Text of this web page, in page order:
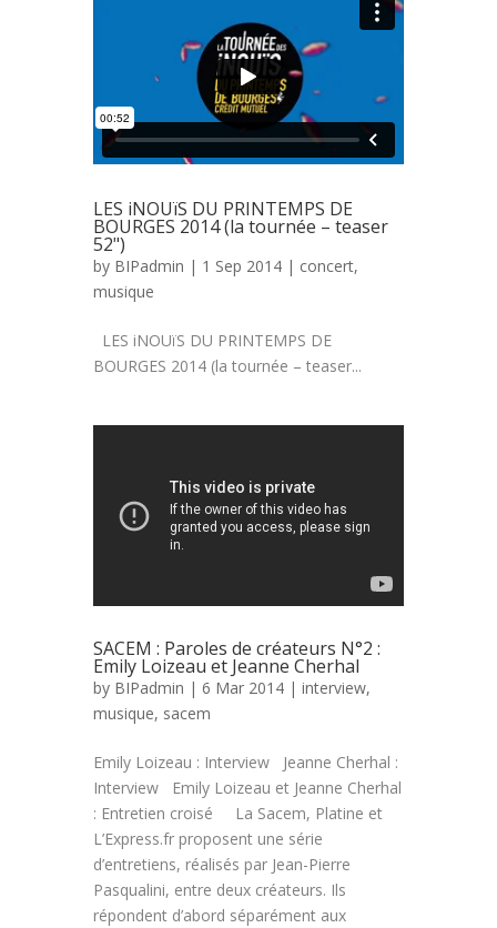
LES iNOUïS DU PRINTEMPS DE
BOURGES 2014 (la tournée – teaser
52")
by BIPadmin | 1 Sep 2014 | concert,
musique
LES iNOUïS DU PRINTEMPS DE
BOURGES 2014 (la tournée – teaser...
SACEM : Paroles de créateurs N°2 :
Emily Loizeau et Jeanne Cherhal
by BIPadmin | 6 Mar 2014 | interview,
musique, sacem
Emily Loizeau : Interview Jeanne Cherhal :
Interview Emily Loizeau et Jeanne Cherhal
: Entretien croisé La Sacem, Platine et
L’Express.fr proposent une série
d’entretiens, réalisés par Jean-Pierre
Pasqualini, entre deux créateurs. Ils
répondent d’abord séparément aux